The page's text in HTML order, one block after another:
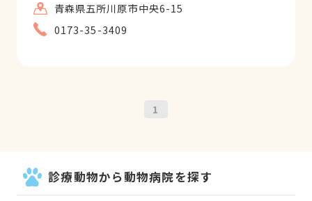
青森県五所川原市中央6-15
0173-35-3409
1
診療動物から動物病院を探す